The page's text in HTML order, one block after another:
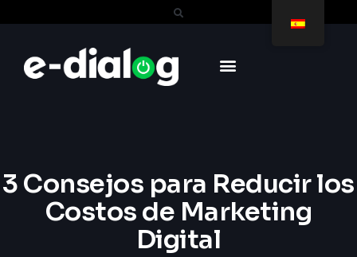
3 Consejos para Reducir los
Costos de Marketing
Digital